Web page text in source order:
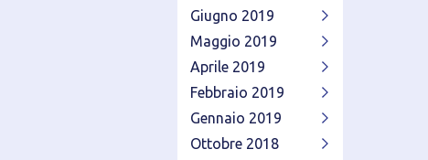
Giugno 2019
Maggio 2019
Aprile 2019
Febbraio 2019
Gennaio 2019
Ottobre 2018